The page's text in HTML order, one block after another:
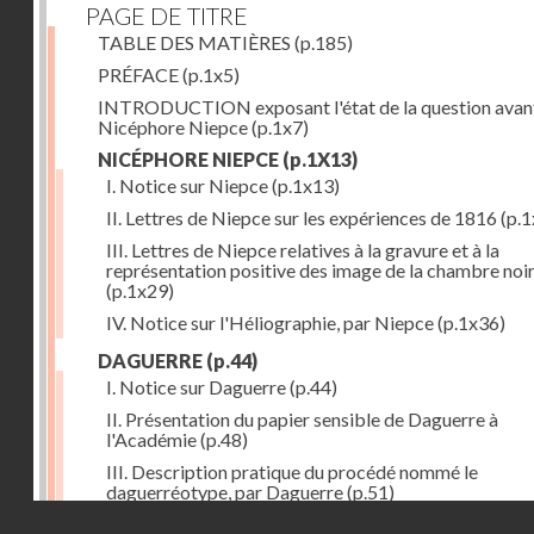
PAGE DE TITRE
TABLE DES MATIÈRES (p.185)
PRÉFACE(p.1x5)
INTRODUCTION exposant l'état de la question
Nicéphore Niepce(p.1x7)
NICÉPHORE NIEPCE (p.1X13)
I. Notice sur Niepce(p.1x13)
II. Lettres de Niepce sur les expériences de 1816
III. Lettres de Niepce relatives à la gravure et à la
représentation positive des image de la chambre
(p.1x29)
IV. Notice sur l'Héliographie, par Niepce(p.1x36)
DAGUERRE (p.44)
I. Notice sur Daguerre(p.44)
II. Présentation du papier sensible de Daguerre à
l'Académie(p.48)
III. Description pratique du procédé nommé le
daguerréotype, par Daguerre(p.51)